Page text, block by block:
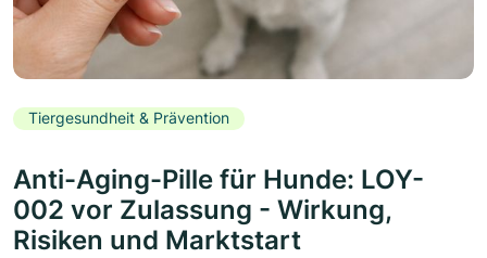
Tiergesundheit & Prävention
Anti-Aging-Pille für Hunde: LOY-
002 vor Zulassung - Wirkung,
Risiken und Marktstart